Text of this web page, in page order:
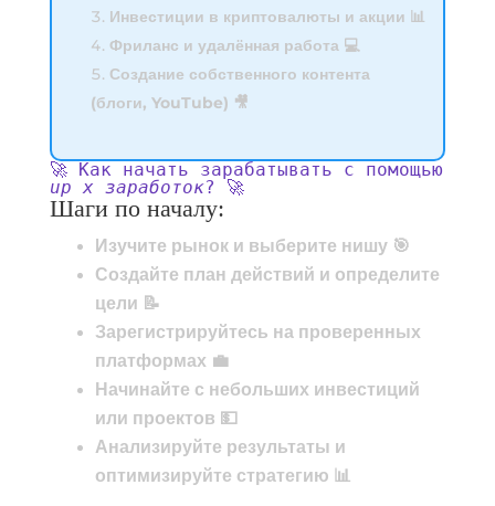
Инвестиции в криптовалюты и акции 📊
Фриланс и удалённая работа 💻
Создание собственного контента
(блоги, YouTube) 🎥
🚀 Как начать зарабатывать с помощью
up x заработок? 🚀
Шаги по началу:
Изучите рынок и выберите нишу 🎯
Создайте план действий и определите
цели 📝
Зарегистрируйтесь на проверенных
платформах 💼
Начинайте с небольших инвестиций
или проектов 💵
Анализируйте результаты и
оптимизируйте стратегию 📊